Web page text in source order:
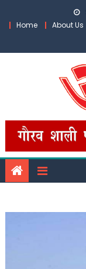
Home
About Us